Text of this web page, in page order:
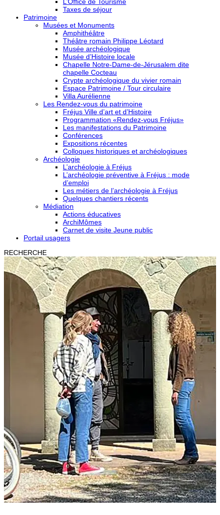
Taxes de séjour
Patrimoine
Musées et Monuments
Amphithéâtre
Théâtre romain Philippe Léotard
Musée archéologique
Musée d’Histoire locale
Chapelle Notre-Dame-de-Jérusalem dite
chapelle Cocteau
Crypte archéologique du vivier romain
Espace Patrimoine / Tour circulaire
Villa Aurélienne
Les Rendez-vous du patrimoine
Fréjus Ville d’art et d’Histoire
Programmation «Rendez-vous Fréjus»
Les manifestations du Patrimoine
Conférences
Expositions récentes
Colloques historiques et archéologiques
Archéologie
L’archéologie à Fréjus
L’archéologie préventive à Fréjus : mode
d’emploi
Les métiers de l’archéologie à Fréjus
Quelques chantiers récents
Médiation
Actions éducatives
ArchiMômes
Carnet de visite Jeune public
Portail usagers
RECHERCHE